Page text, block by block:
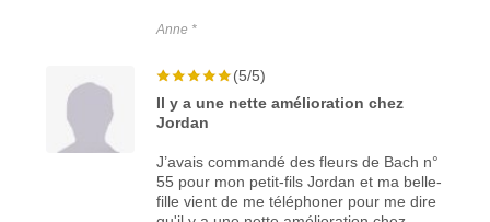
Anne *
(5/5)
Il y a une nette amélioration chez
Jordan
J’avais commandé des fleurs de Bach n°
55 pour mon petit-fils Jordan et ma belle-
fille vient de me téléphoner pour me dire